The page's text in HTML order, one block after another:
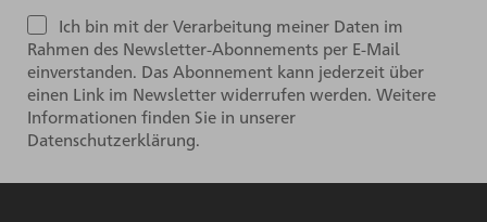
Ich bin mit der Verarbeitung meiner Daten im
Rahmen des Newsletter-Abonnements per E-Mail
einverstanden. Das Abonnement kann jederzeit über
einen Link im Newsletter widerrufen werden. Weitere
Informationen finden Sie in unserer
Datenschutzerklärung.